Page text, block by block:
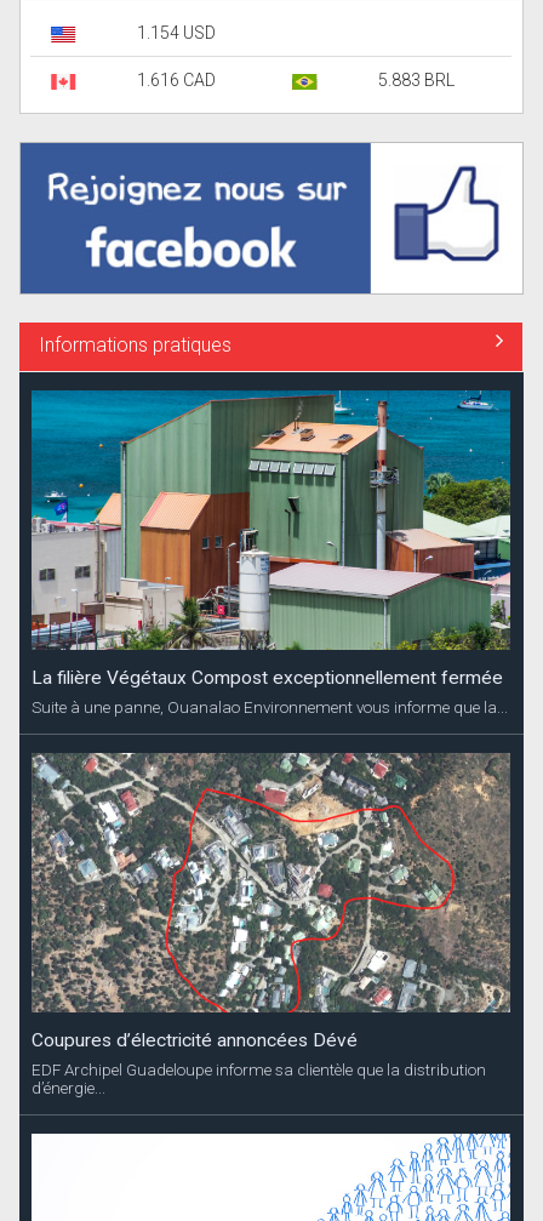
1.154 USD
1.616 CAD 5.883 BRL
Informations pratiques
La filière Végétaux Compost exceptionnellement fermée
Suite à une panne, Ouanalao Environnement vous informe que la...
Coupures d’électricité annoncées Dévé
EDF Archipel Guadeloupe informe sa clientèle que la distribution
d’énergie...